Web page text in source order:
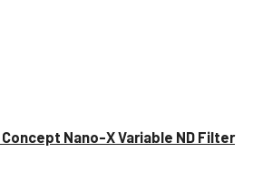
Nano-X Variable ND Filter